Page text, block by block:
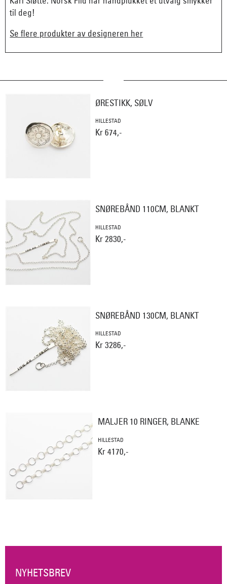
til deg!
Se flere produkter av designeren her
ØRESTIKK, SØLV
HILLESTAD
Kr 674,-
SNØREBÅND 110CM, BLANKT
HILLESTAD
Kr 2830,-
SNØREBÅND 130CM, BLANKT
HILLESTAD
Kr 3286,-
MALJER 10 RINGER, BLANKE
HILLESTAD
Kr 4170,-
NYHETSBREV